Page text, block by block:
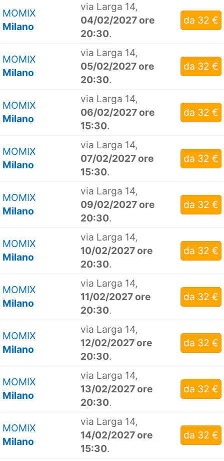
MOMIX
Milano
via Larga 14,
04/02/2027 ore
20:30.
da 32 €
MOMIX
Milano
via Larga 14,
05/02/2027 ore
20:30.
da 32 €
MOMIX
Milano
via Larga 14,
06/02/2027 ore
15:30.
da 32 €
MOMIX
Milano
via Larga 14,
07/02/2027 ore
15:30.
da 32 €
MOMIX
Milano
via Larga 14,
09/02/2027 ore
20:30.
da 32 €
MOMIX
Milano
via Larga 14,
10/02/2027 ore
20:30.
da 32 €
MOMIX
Milano
via Larga 14,
11/02/2027 ore
20:30.
da 32 €
MOMIX
Milano
via Larga 14,
12/02/2027 ore
20:30.
da 32 €
MOMIX
Milano
via Larga 14,
13/02/2027 ore
20:30.
da 32 €
MOMIX
Milano
via Larga 14,
14/02/2027 ore
15:30.
da 32 €